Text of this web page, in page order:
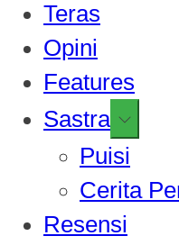
Teras
Opini
Features
Sastra Show
sub
menu
Puisi
Cerita
Resensi